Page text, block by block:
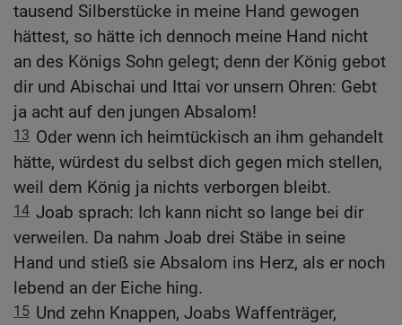
tausend Silberstücke in meine Hand gewogen
hättest, so hätte ich dennoch meine Hand nicht
an des Königs Sohn gelegt; denn der König gebot
dir und Abischai und Ittai vor unsern Ohren: Gebt
ja acht auf den jungen Absalom!
13 Oder wenn ich heimtückisch an ihm gehandelt
hätte, würdest du selbst dich gegen mich stellen,
weil dem König ja nichts verborgen bleibt.
14 Joab sprach: Ich kann nicht so lange bei dir
verweilen. Da nahm Joab drei Stäbe in seine
Hand und stieß sie Absalom ins Herz, als er noch
lebend an der Eiche hing.
15 Und zehn Knappen, Joabs Waffenträger,